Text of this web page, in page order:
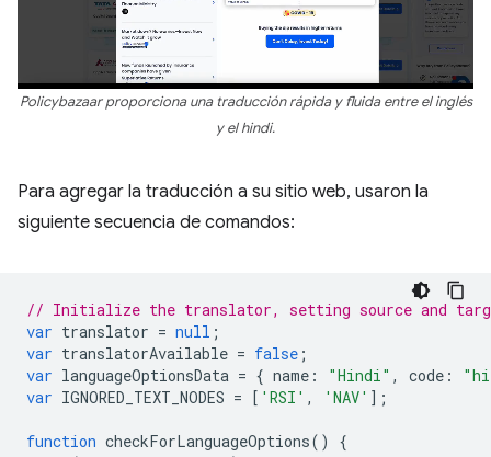
Policybazaar proporciona una traducción rápida y fluida entre el inglés
y el hindi.
Para agregar la traducción a su sitio web, usaron la
siguiente secuencia de comandos:
// Initialize the translator, setting source and
var translator = null ;
var translatorAvailable = false ;
var languageOptionsData = { name : "Hindi" , code :
var IGNORED_TEXT_NODES = [ 'RSI' , 'NAV' ];
function checkForLanguageOptions()
{